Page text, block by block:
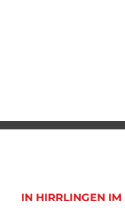
IN HIRRLINGEN IM